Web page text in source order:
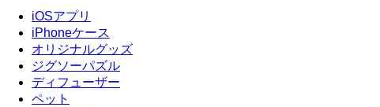
iOSアプリ
iPhoneケース
オリジナルグッズ
ジグソーパズル
ディフューザー
ペット